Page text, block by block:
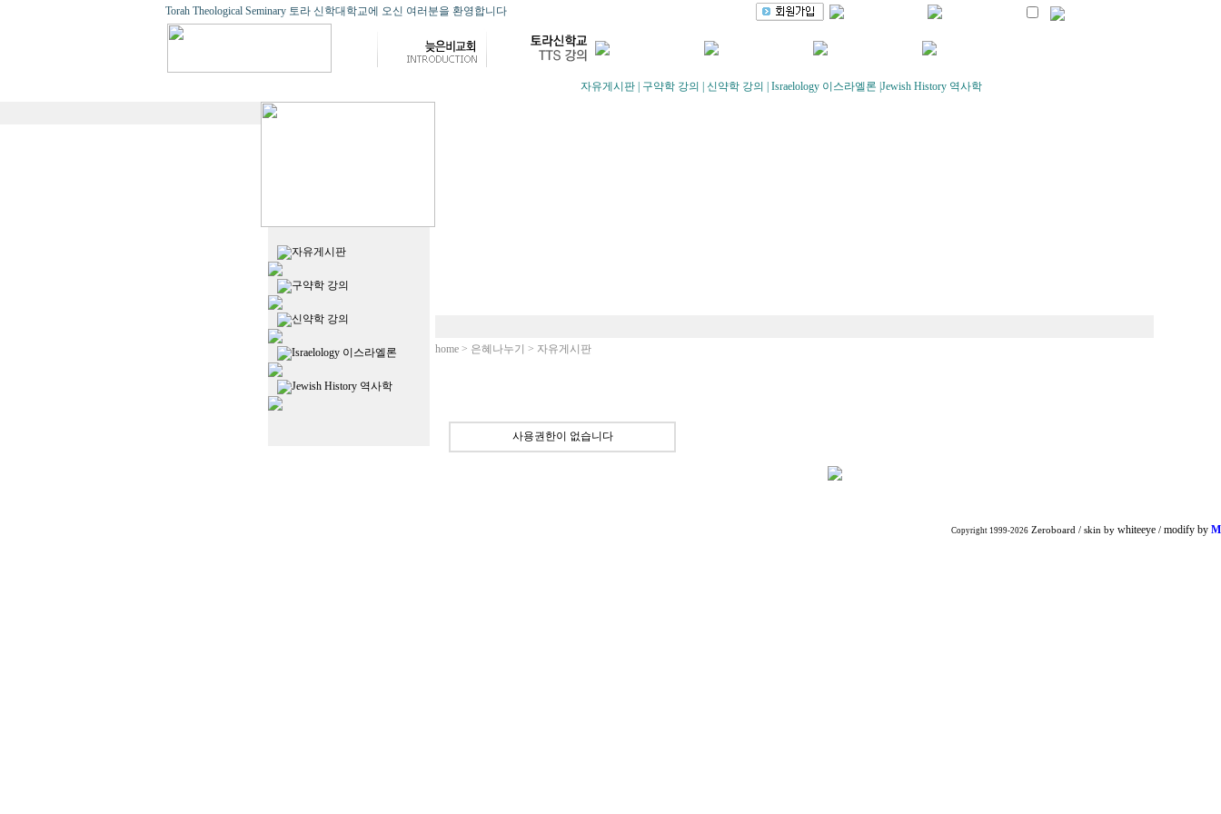
Torah Theological Seminary 토라 신학대학교에 오신 여러분을 환영합니다
자유게시판 구약학 강의 신약학 강의 Israelology 이스라엘론 Jewish History 역사학
자유게시판
구약학 강의
신약학 강의
Israelology 이스라엘론
Jewish History 역사학
home > 은혜나누기 > 자유게시판
사용권한이 없습니다
Copyright 1999-2026 Zeroboard / skin by whiteeye / modify by M